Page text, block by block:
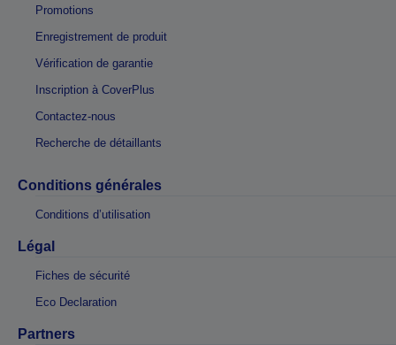
Promotions
Enregistrement de produit
Vérification de garantie
Inscription à CoverPlus
Contactez-nous
Recherche de détaillants
Conditions générales
Conditions d’utilisation
Légal
Fiches de sécurité
Eco Declaration
Partners